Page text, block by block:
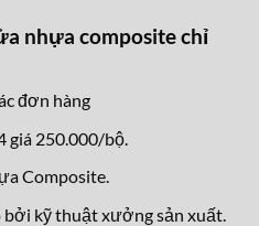
nhựa composite chỉ
đơn hàng
giá 250.000/bộ.
Composite.
kỹ thuật xưởng sản xuất.